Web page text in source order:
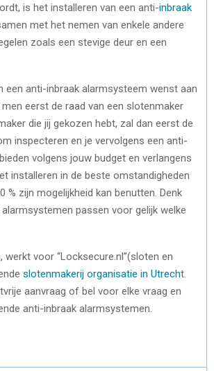
is het installeren van een anti-inbraak
met het nemen van enkele andere
zoals een stevige deur en een
een anti-inbraak alarmsysteem wenst aan
eerst de raad van een slotenmaker
die jij gekozen hebt, zal dan eerst de
inspecteren en je vervolgens een anti-
volgens jouw budget en verlangens
installeren in de beste omstandigheden
% zijn mogelijkheid kan benutten. Denk
passen voor gelijk welke
werkt voor “Locksecure.nl”(sloten en
slotenmakerij organisatie in Utrecht.
aanvraag of bel voor elke vraag en
anti-inbraak alarmsystemen.